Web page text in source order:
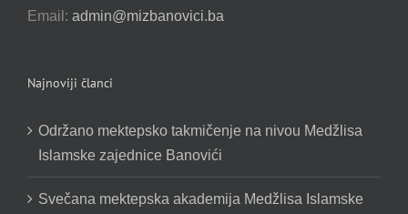
Email: admin@mizbanovici.ba
Najnoviji članci
Održano mektepsko takmičenje na nivou Medžlisa
Islamske zajednice Banovići
Svečana mektepska akademija Medžlisa Islamske